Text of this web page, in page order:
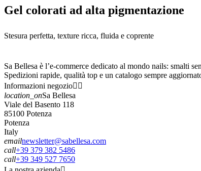
Gel colorati ad alta pigmentazione
Stesura perfetta, texture ricca, fluida e coprente
Sa Bellesa è l’e-commerce dedicato al mondo nails: smalti
Spedizioni rapide, qualità top e un catalogo sempre
Informazioni negozio 
location_onSa Bellesa
Viale del Basento 118
85100 Potenza
Potenza
Italy
emailnewsletter@sabellesa.com
call+39 379 382 5486
call+39 349 527 7650